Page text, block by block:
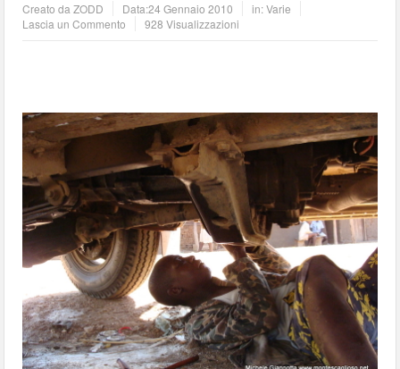
Creato daZODD Data:24 Gennaio 2010 in:Varie
Lascia un Commento
928 Visualizzazioni